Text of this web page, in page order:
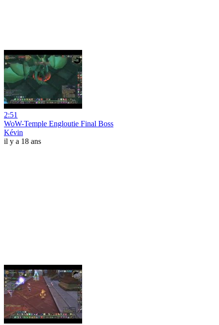
2:51
WoW-Temple Engloutie Final Boss
Kévin
il y a 18 ans